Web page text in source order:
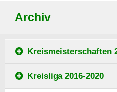
Archiv
Kreismeisterschaften
Kreisliga 2016-2020